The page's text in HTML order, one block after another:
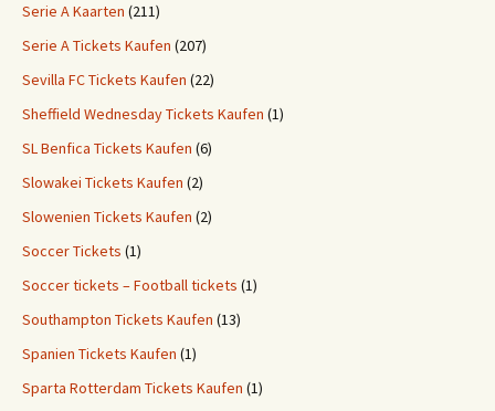
Serie A Kaarten (211)
Serie A Tickets Kaufen (207)
Sevilla FC Tickets Kaufen (22)
Sheffield Wednesday Tickets Kaufen (1)
SL Benfica Tickets Kaufen (6)
Slowakei Tickets Kaufen (2)
Slowenien Tickets Kaufen (2)
Soccer Tickets (1)
Soccer tickets – Football tickets (1)
Southampton Tickets Kaufen (13)
Spanien Tickets Kaufen (1)
Sparta Rotterdam Tickets Kaufen (1)